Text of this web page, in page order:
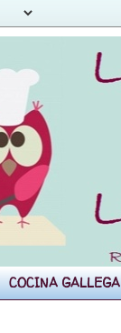
COCINA GALLEGA